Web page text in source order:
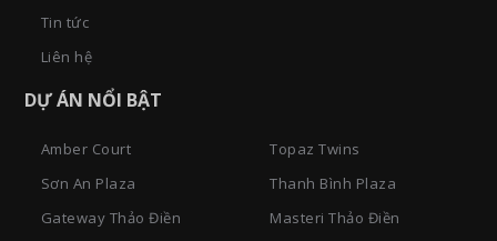
Tin tức
Liên hệ
DỰ ÁN NỔI BẬT
Amber Court
Topaz Twins
Sơn An Plaza
Thanh Bình Plaza
Gateway Thảo Điền
Masteri Thảo Điền